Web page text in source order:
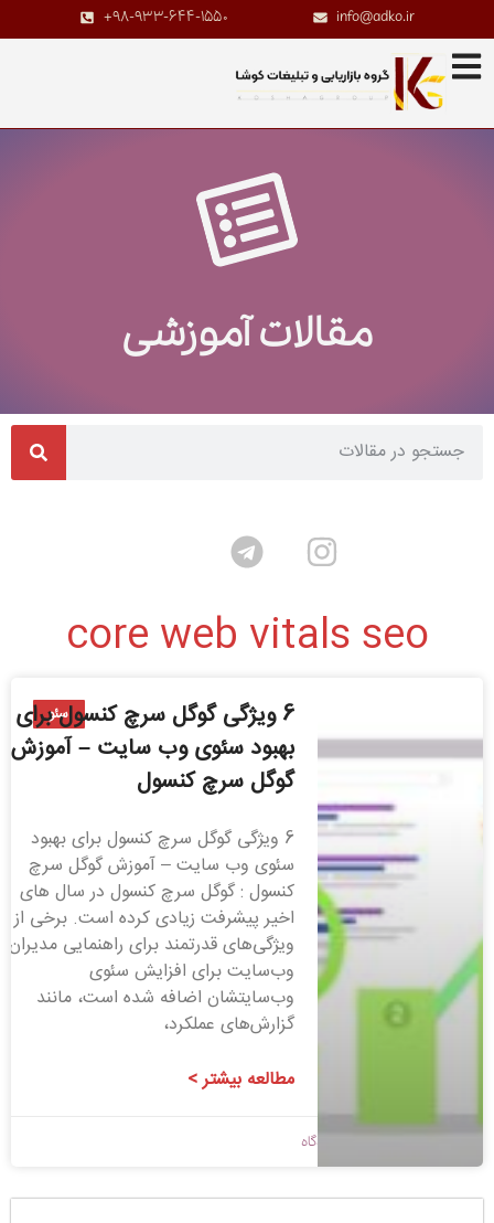
info@adko.ir
+98-933-644-1550
مقالات آموزشی
core web vitals seo
سئو
6 ویژگی گوگل سرچ کنسول برای
بهبود سئوی وب سایت – آموزش
گوگل سرچ کنسول
6 ویژگی گوگل سرچ کنسول برای بهبود
سئوی وب سایت – آموزش گوگل سرچ
کنسول : گوگل سرچ کنسول در سال های
اخیر پیشرفت زیادی کرده است. برخی از
ویژگی‌های قدرتمند برای راهنمایی مدیران
وب‌سایت برای افزایش سئوی
وب‌سایتشان اضافه شده است، مانند
گزارش‌های عملکرد،
مطالعه بیشتر >
بدون دیدگاه